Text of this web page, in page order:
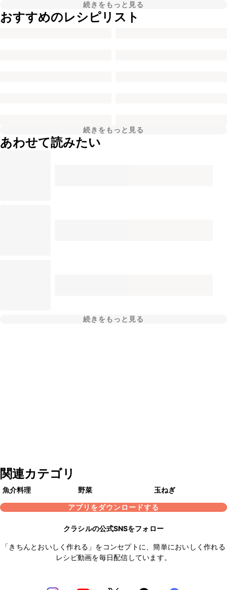
続きをもっと見る
おすすめのレシピリスト
続きをもっと見る
あわせて読みたい
続きをもっと見る
関連カテゴリ
魚介料理 野菜
玉ねぎ
アプリをダウンロードする
クラシルの公式SNSをフォロー
「きちんとおいしく作れる」をコンセプトに、簡単においしく作れる
レシピ動画を毎日配信しています。